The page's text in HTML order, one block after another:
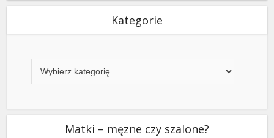
Kategorie
Matki – męzne czy szalone?